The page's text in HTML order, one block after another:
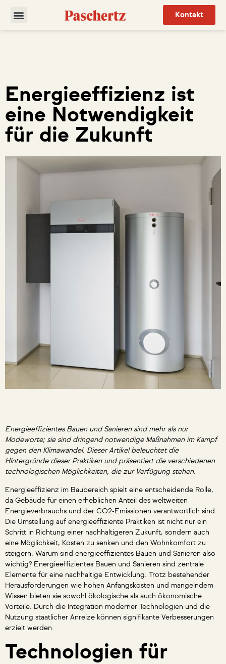
Kontakt
Energieeffizienz ist
eine Notwendigkeit
für die Zukunft
Energieeffizientes Bauen und Sanieren sind mehr als nur
Modeworte; sie sind dringend notwendige Maßnahmen im Kampf
gegen den Klimawandel. Dieser Artikel beleuchtet die
Hintergründe dieser Praktiken und präsentiert die verschiedenen
technologischen Möglichkeiten, die zur Verfügung stehen.
Energieeffizienz im Baubereich spielt eine entscheidende Rolle,
da Gebäude für einen erheblichen Anteil des weltweiten
Energieverbrauchs und der CO2-Emissionen verantwortlich sind.
Die Umstellung auf energieeffiziente Praktiken ist nicht nur ein
Schritt in Richtung einer nachhaltigeren Zukunft, sondern auch
eine Möglichkeit, Kosten zu senken und den Wohnkomfort zu
steigern. Warum sind energieeffizientes Bauen und Sanieren also
wichtig? Energieeffizientes Bauen und Sanieren sind zentrale
Elemente für eine nachhaltige Entwicklung. Trotz bestehender
Herausforderungen wie hohen Anfangskosten und mangelndem
Wissen bieten sie sowohl ökologische als auch ökonomische
Vorteile. Durch die Integration moderner Technologien und die
Nutzung staatlicher Anreize können signifikante Verbesserungen
erzielt werden.
Technologien für